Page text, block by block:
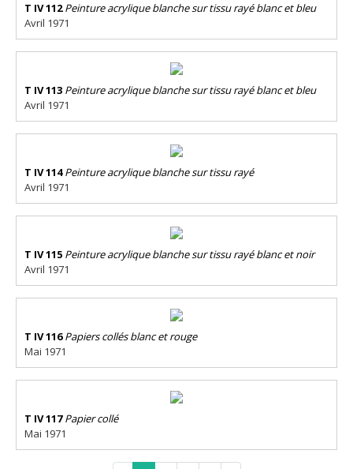
T IV 112 Peinture acrylique blanche sur tissu rayé blanc et bleu
Avril 1971
T IV 113 Peinture acrylique blanche sur tissu rayé blanc et bleu
Avril 1971
T IV 114 Peinture acrylique blanche sur tissu rayé
Avril 1971
T IV 115 Peinture acrylique blanche sur tissu rayé blanc et noir
Avril 1971
T IV 116 Papiers collés blanc et rouge
Mai 1971
T IV 117 Papier collé
Mai 1971